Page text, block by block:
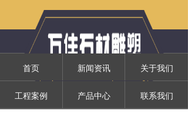
首页 新闻资讯 关于我们
工程案例 产品中心 联系我们